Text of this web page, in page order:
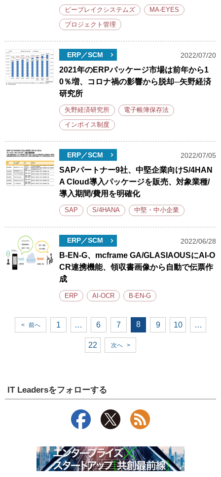
ビーブレイクシステムズ MA-EYES
プロジェクト管理
ERP／SCM 2022/07/20
2021年のERPパッケージ市場は前年から1
0％増、コロナ禍の影響から脱却─矢野経済
研究所
矢野経済研究所 電子帳簿保存法
インボイス制度
ERP／SCM 2022/07/05
SAPパートナー9社、中堅企業向けS/4HAN
A Cloud導入パッケージを販売、対象業種/
導入期間/費用を明確化
SAP S/4HANA 中堅・中小企業
ERP／SCM 2022/06/28
B-EN-G、mcframe GA/GLASIAOUSにAI-O
CR連携機能、領収書画像から自動で伝票作
成
ERP AI-OCR B-EN-G
< 前へ 1 … 6 7 8 9 10 …
22 次へ >
IT Leadersをフォローする